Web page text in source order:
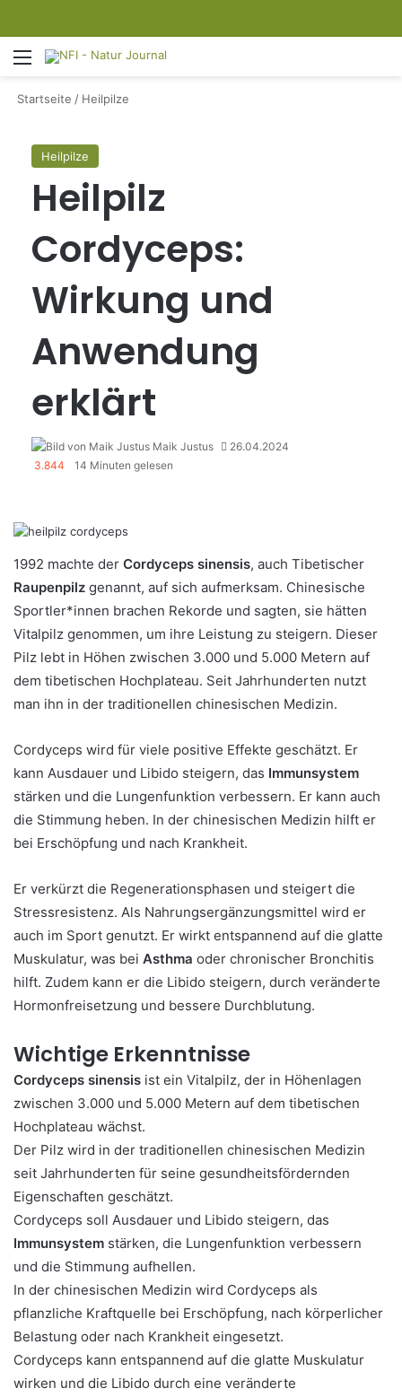
Menü
Startseite / Heilpilze
Heilpilze
Heilpilz
Cordyceps:
Wirkung und
Anwendung
erklärt
Maik Justus
26.04.2024
3.844
14 Minuten gelesen
1992 machte der Cordyceps sinensis, auch Tibetischer
Raupenpilz genannt, auf sich aufmerksam. Chinesische
Sportler*innen brachen Rekorde und sagten, sie hätten
Vitalpilz genommen, um ihre Leistung zu steigern. Dieser
Pilz lebt in Höhen zwischen 3.000 und 5.000 Metern auf
dem tibetischen Hochplateau. Seit Jahrhunderten nutzt
man ihn in der traditionellen chinesischen Medizin.
Cordyceps wird für viele positive Effekte geschätzt. Er
kann Ausdauer und Libido steigern, das Immunsystem
stärken und die Lungenfunktion verbessern. Er kann auch
die Stimmung heben. In der chinesischen Medizin hilft er
bei Erschöpfung und nach Krankheit.
Er verkürzt die Regenerationsphasen und steigert die
Stressresistenz. Als Nahrungsergänzungsmittel wird er
auch im Sport genutzt. Er wirkt entspannend auf die glatte
Muskulatur, was bei Asthma oder chronischer Bronchitis
hilft. Zudem kann er die Libido steigern, durch veränderte
Hormonfreisetzung und bessere Durchblutung.
Wichtige Erkenntnisse
Cordyceps sinensis ist ein Vitalpilz, der in Höhenlagen
zwischen 3.000 und 5.000 Metern auf dem tibetischen
Hochplateau wächst.
Der Pilz wird in der traditionellen chinesischen Medizin
seit Jahrhunderten für seine gesundheitsfördernden
Eigenschaften geschätzt.
Cordyceps soll Ausdauer und Libido steigern, das
Immunsystem stärken, die Lungenfunktion verbessern
und die Stimmung aufhellen.
In der chinesischen Medizin wird Cordyceps als
pflanzliche Kraftquelle bei Erschöpfung, nach körperlicher
Belastung oder nach Krankheit eingesetzt.
Cordyceps kann entspannend auf die glatte Muskulatur
wirken und die Libido durch eine veränderte